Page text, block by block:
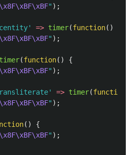
" );
=> timer(function()
" );
timer(function()
{
" );
=> timer(function
" );
()
{
" );